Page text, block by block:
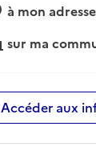
à mon
sur ma
Accéder aux